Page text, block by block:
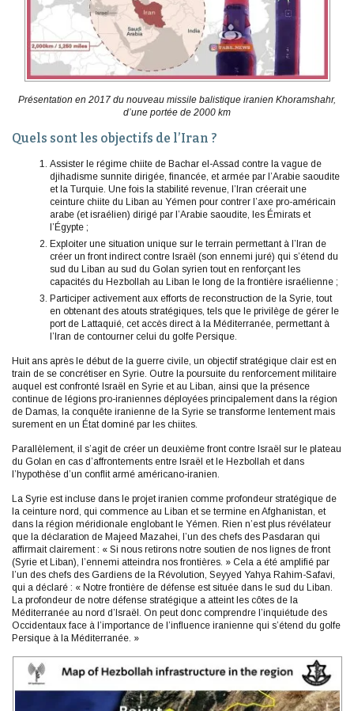
Présentation en 2017 du nouveau missile balistique iranien Khoramshahr,
d’une portée de 2000 km
Quels sont les objectifs de l’Iran ?
Assister le régime chiite de Bachar el-Assad contre la vague de
djihadisme sunnite dirigée, financée, et armée par l’Arabie saoudite
et la Turquie. Une fois la stabilité revenue, l’Iran créerait une
ceinture chiite du Liban au Yémen pour contrer l’axe pro-américain
arabe (et israélien) dirigé par l’Arabie saoudite, les Émirats et
l’Égypte ;
Exploiter une situation unique sur le terrain permettant à l’Iran de
créer un front indirect contre Israël (son ennemi juré) qui s’étend du
sud du Liban au sud du Golan syrien tout en renforçant les
capacités du Hezbollah au Liban le long de la frontière israélienne ;
Participer activement aux efforts de reconstruction de la Syrie, tout
en obtenant des atouts stratégiques, tels que le privilège de gérer le
port de Lattaquié, cet accès direct à la Méditerranée, permettant à
l’Iran de contourner celui du golfe Persique.
Huit ans après le début de la guerre civile, un objectif stratégique clair est en
train de se concrétiser en Syrie. Outre la poursuite du renforcement militaire
auquel est confronté Israël en Syrie et au Liban, ainsi que la présence
continue de légions pro-iraniennes déployées principalement dans la région
de Damas, la conquête iranienne de la Syrie se transforme lentement mais
surement en un État dominé par les chiites.
Parallèlement, il s’agit de créer un deuxième front contre Israël sur le plateau
du Golan en cas d’affrontements entre Israël et le Hezbollah et dans
l’hypothèse d’un conflit armé américano-iranien.
La Syrie est incluse dans le projet iranien comme profondeur stratégique de
la ceinture nord, qui commence au Liban et se termine en Afghanistan, et
dans la région méridionale englobant le Yémen. Rien n’est plus révélateur
que la déclaration de Majeed Mazahei, l’un des chefs des Pasdaran qui
affirmait clairement : « Si nous retirons notre soutien de nos lignes de front
(Syrie et Liban), l’ennemi atteindra nos frontières. » Cela a été amplifié par
l’un des chefs des Gardiens de la Révolution, Seyyed Yahya Rahim-Safavi,
qui a déclaré : « Notre frontière de défense est située dans le sud du Liban.
La profondeur de notre défense stratégique a atteint les côtes de la
Méditerranée au nord d’Israël. On peut donc comprendre l’inquiétude des
Occidentaux face à l’importance de l’influence iranienne qui s’étend du golfe
Persique à la Méditerranée. »